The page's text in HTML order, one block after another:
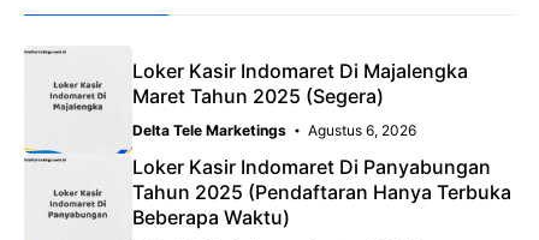
Loker Kasir Indomaret Di Majalengka
Maret Tahun 2025 (Segera)
Delta Tele Marketings Agustus 6, 2026
Loker Kasir Indomaret Di Panyabungan
Tahun 2025 (Pendaftaran Hanya Terbuka
Beberapa Waktu)